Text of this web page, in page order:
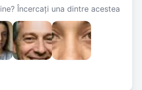
Încercați una dintre acestea